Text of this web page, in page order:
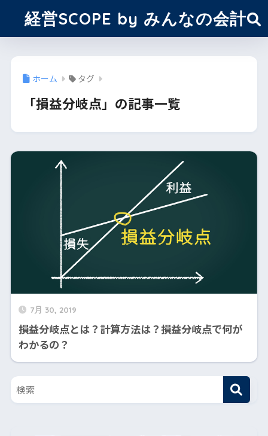
経営SCOPE by みんなの会計
ホーム タグ
「損益分岐点」の記事一覧
7月 30, 2019
損益分岐点とは？計算方法は？損益分岐点で何が
わかるの？